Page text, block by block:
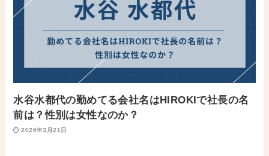
水谷水都代の勤めてる会社名はHIROKIで社長の名
前は？性別は女性なのか？
2026年3月21日